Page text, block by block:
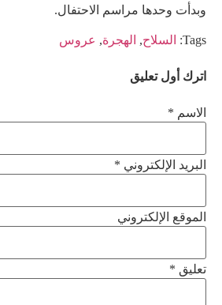
وبدأت وحدها مراسم الاحتفال.
Tags: السلاح, الهجرة, عروس
اترك أول تعليق
الاسم *
البريد الإلكتروني *
الموقع الإلكتروني
تعليق *